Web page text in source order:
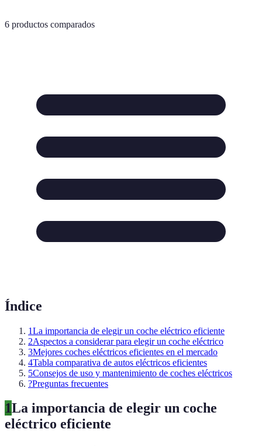
6 productos comparados
Índice
1La importancia de elegir un coche eléctrico eficiente
2Aspectos a considerar para elegir un coche eléctrico
3Mejores coches eléctricos eficientes en el mercado
4Tabla comparativa de autos eléctricos eficientes
5Consejos de uso y mantenimiento de coches eléctricos
?Preguntas frecuentes
1La importancia de elegir un coche
eléctrico eficiente